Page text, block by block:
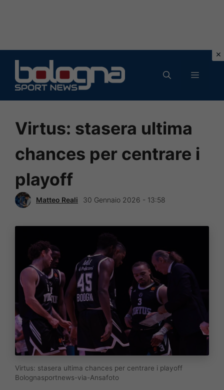
contenuto
MENU
Virtus: stasera ultima
chances per centrare i
playoff
Matteo Reali 30 Gennaio 2026 - 13:58
Virtus: stasera ultima chances per centrare i playoff
Bolognasportnews-via-Ansafoto